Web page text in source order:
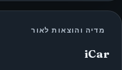
מדיה והוצאות לאור
iCar